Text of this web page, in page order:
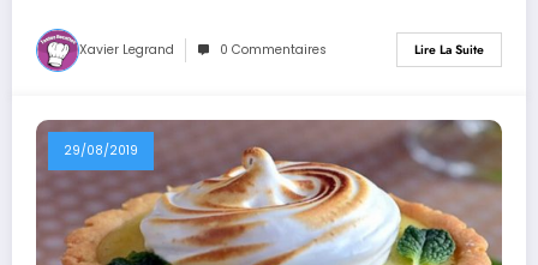
Xavier Legrand 0 Commentaires Lire La Suite
29/08/2019